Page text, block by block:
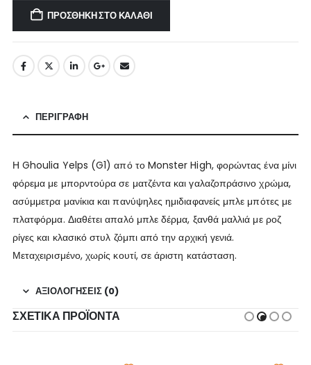
ΠΡΟΣΘΉΚΗ ΣΤΟ ΚΑΛΆΘΙ
ΠΕΡΙΓΡΑΦΉ
Η Ghoulia Yelps (G1) από το Monster High, φορώντας ένα μίνι
φόρεμα με μπορντούρα σε ματζέντα και γαλαζοπράσινο χρώμα,
ασύμμετρα μανίκια και πανύψηλες ημιδιαφανείς μπλε μπότες με
πλατφόρμα. Διαθέτει απαλό μπλε δέρμα, ξανθά μαλλιά με ροζ
ρίγες και κλασικό στυλ ζόμπι από την αρχική γενιά.
Μεταχειρισμένο, χωρίς κουτί, σε άριστη κατάσταση.
ΑΞΙΟΛΟΓΉΣΕΙΣ (0)
ΣΧΕΤΙΚΆ ΠΡΟΪΌΝΤΑ